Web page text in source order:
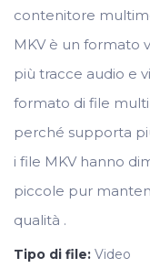
contenitore
MKV è un formato
più tracce audio e
formato di file
perché supporta
i file MKV hanno
piccole pur
qualità .
Tipo di file: Video